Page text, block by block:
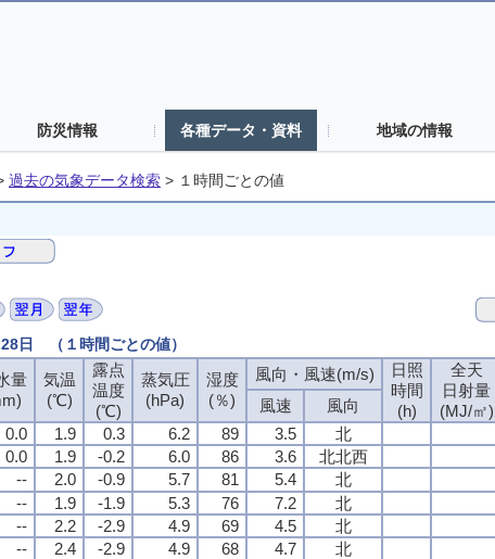
防災情報 各種データ・資料 地域の情報
過去の気象データ検索 > １時間ごとの値
日 （１時間ごとの値）
量
気温
(℃)
露点
温度
(℃)
蒸気圧
(hPa)
湿度
(％)
風向・風速(m/s)
日照
時間
(h)
全天
日射量
(MJ/㎡)
風速 風向
0.0 1.9 0.3 6.2 89 3.5 北
0.0 1.9 -0.2 6.0 86 3.6 北北西
-- 2.0 -0.9 5.7 81 5.4 北
-- 1.9 -1.9 5.3 76 7.2 北
-- 2.2 -2.9 4.9 69 4.5 北
-- 2.4 -2.9 4.9 68 4.7 北